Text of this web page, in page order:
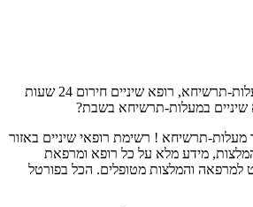
מחפשים רופא שיניים במעלות-תרשיחא, רופא שיניים חירום 24 שעות
במעלות-תרשיחא בשבת?
תרשיחא ! רשימת רופאי שיניים באזור
מידע מלא על כל רופא ומרפאת
והמלצות מטופלים. הכל בפורטל